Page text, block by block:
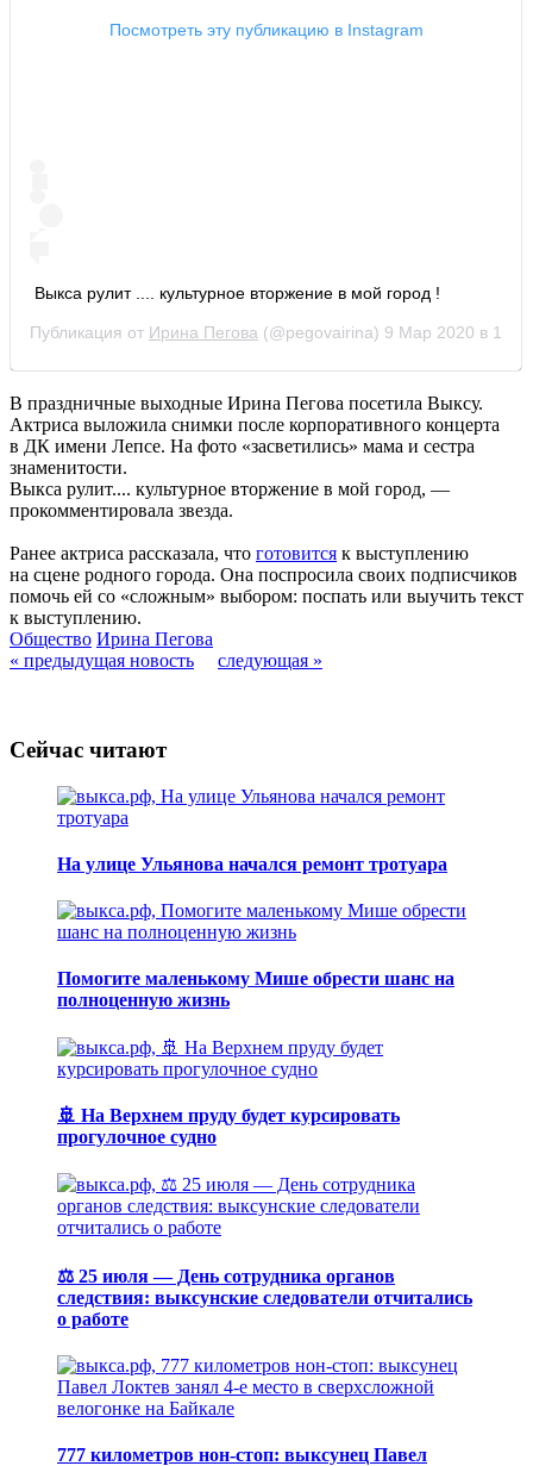
Посмотреть эту публикацию в Instagram
Выкса рулит .... культурное вторжение в мой город !
Публикация от Ирина Пегова (@pegovairina) 9 Мар 2020 в
В праздничные выходные Ирина Пегова посетила Выксу.
Актриса выложила снимки после корпоративного концерта
в ДК имени Лепсе. На фото «засветились» мама и сестра
знаменитости.
Выкса рулит.... культурное вторжение в мой город, —
прокомментировала звезда.
Ранее актриса рассказала, что готовится к выступлению
на сцене родного города. Она поспросила своих подписчиков
помочь ей со «сложным» выбором: поспать или выучить текст
к выступлению.
Общество Ирина Пегова
« предыдущая новость
следующая »
Сейчас читают
На улице Ульянова начался ремонт тротуара
Помогите маленькому Мише обрести шанс на
полноценную жизнь
🚢 На Верхнем пруду будет курсировать
прогулочное судно
⚖️ 25 июля — День сотрудника органов
следствия: выксунские следователи отчитались
о работе
777 километров нон-стоп: выксунец Павел